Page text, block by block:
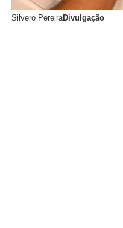
Silvero PereiraDivulgação